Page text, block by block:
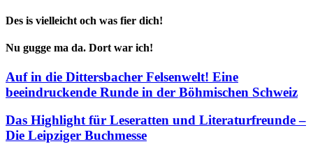
Des is vielleicht och was fier dich!
Nu gugge ma da. Dort war ich!
Auf in die Dittersbacher Felsenwelt! Eine
beeindruckende Runde in der Böhmischen Schweiz
Das Highlight für Leseratten und Literaturfreunde –
Die Leipziger Buchmesse